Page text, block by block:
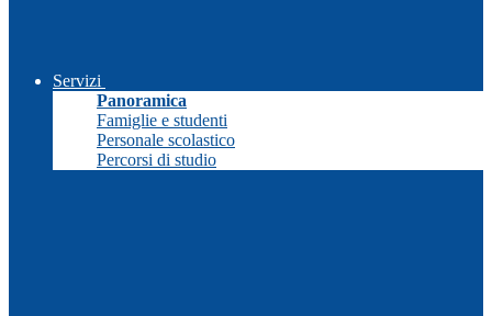
Servizi
Panoramica
Famiglie e studenti
Personale scolastico
Percorsi di studio